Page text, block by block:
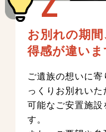
お別れの期
得感が違い
ご遺族の想いに
っくりお別れい
可能なご安置施設
す。